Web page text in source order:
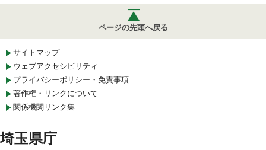
ページの先頭へ戻る
サイトマップ
ウェブアクセシビリティ
プライバシーポリシー・免責事項
著作権・リンクについて
関係機関リンク集
埼玉県庁